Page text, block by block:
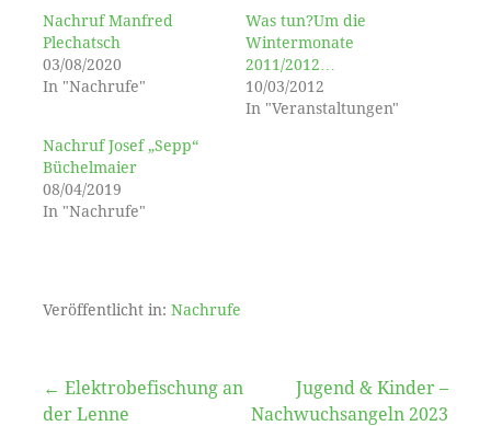
Nachruf Manfred
Plechatsch
03/08/2020
In "Nachrufe"
Was tun?Um die
Wintermonate
2011/2012…
10/03/2012
In "Veranstaltungen"
Nachruf Josef „Sepp“
Büchelmaier
08/04/2019
In "Nachrufe"
Veröffentlicht in: Nachrufe
Beitragsnavigation
← Elektrobefischung an
der Lenne
Jugend & Kinder –
Nachwuchsangeln 2023